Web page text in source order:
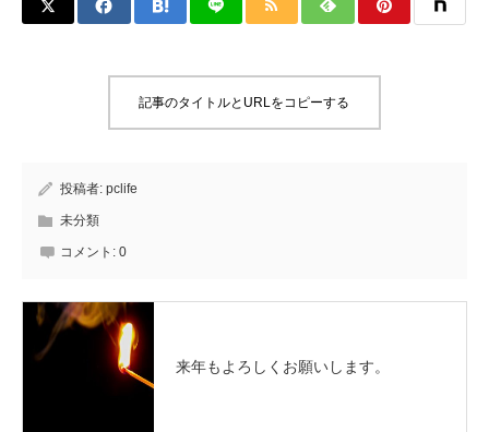
記事のタイトルとURLをコピーする
投稿者: pclife
未分類
コメント: 0
来年もよろしくお願いします。